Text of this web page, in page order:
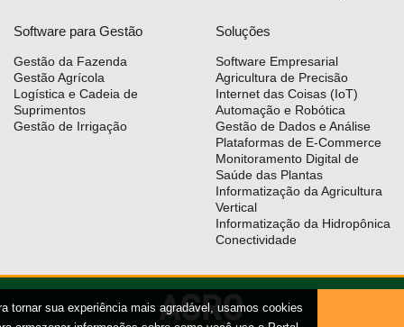
tornar sua experiência mais agradável, usamos cookies
Software para Gestão
Gestão da Fazenda
Gestão Agrícola
Logística e Cadeia de
Suprimentos
Gestão de Irrigação
Soluções
Software Empresarial
Agricultura de Precisão
Internet das Coisas (IoT)
Automação e Robótica
Gestão de Dados e Análise
Plataformas de E-Commerce
Monitoramento Digital de
Saúde das Plantas
Informatização da Agricultura
Vertical
Informatização da Hidropônica
Conectividade